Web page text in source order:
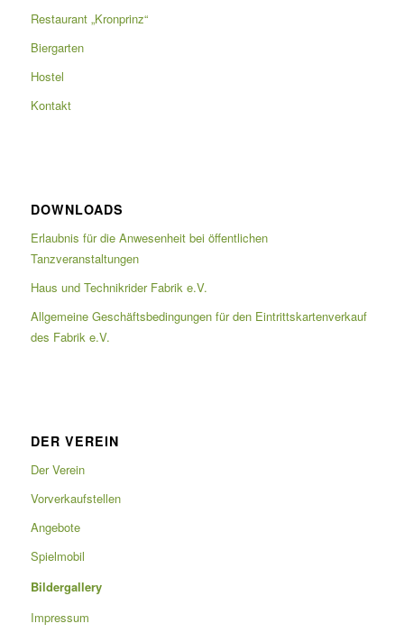
Restaurant „Kronprinz“
Biergarten
Hostel
Kontakt
DOWNLOADS
Erlaubnis für die Anwesenheit bei öffentlichen
Tanzveranstaltungen
Haus und Technikrider Fabrik e.V.
Allgemeine Geschäftsbedingungen für den Eintrittskartenverkauf
des Fabrik e.V.
DER VEREIN
Der Verein
Vorverkaufstellen
Angebote
Spielmobil
Bildergallery
Impressum